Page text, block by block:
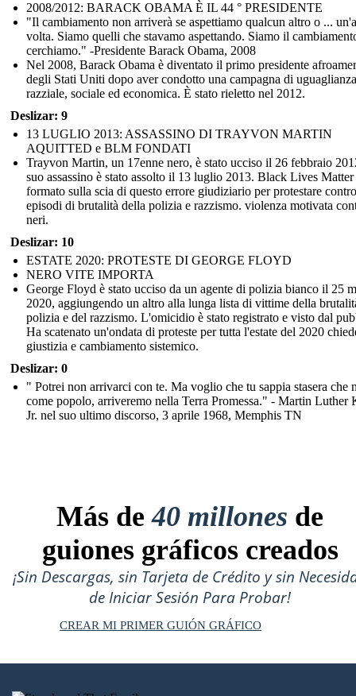
2008/2012: BARACK OBAMA È IL 44 ° PRESIDENTE
"Il cambiamento non arriverà se aspettiamo qualcun altro o ...
volta. Siamo quelli che stavamo aspettando. Siamo il
cerchiamo." -Presidente Barack Obama, 2008
Nel 2008, Barack Obama è diventato il primo presidente
degli Stati Uniti dopo aver condotto una campagna di uguaglianza
razziale, sociale ed economica. È stato rieletto nel 2012.
Deslizar: 9
13 LUGLIO 2013: ASSASSINO DI TRAYVON MARTIN
AQUITTED e BLM FONDATI
Trayvon Martin, un 17enne nero, è stato ucciso il 26 febbraio
suo assassino è stato assolto il 13 luglio 2013. Black Lives Matter
formato sulla scia di questo errore giudiziario per protestare
episodi di brutalità della polizia e razzismo. violenza motivata
neri.
Deslizar: 10
ESTATE 2020: PROTESTE DI GEORGE FLOYD
NERO VITE IMPORTA
George Floyd è stato ucciso da un agente di polizia bianco il 25
2020, aggiungendo un altro alla lunga lista di vittime della
polizia e del razzismo. L'omicidio è stato registrato e visto dal
Ha scatenato un'ondata di proteste per tutta l'estate del 2020
giustizia e cambiamento sistemico.
Deslizar: 0
" Potrei non arrivarci con te. Ma voglio che tu sappia stasera che
come popolo, arriveremo nella Terra Promessa." - Martin Luther
Jr. nel suo ultimo discorso, 3 aprile 1968, Memphis TN
Más de40 millones de
guiones gráficos creados
¡Sin Descargas, sin Tarjeta de Crédito y sin
de Iniciar Sesión Para Probar!
CREAR MI PRIMER GUIÓN GRÁFICO